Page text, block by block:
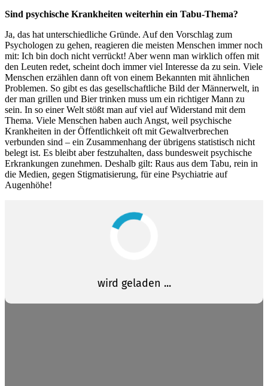
Sind psychische Krankheiten weiterhin ein Tabu-Thema?
Ja, das hat unterschiedliche Gründe. Auf den Vorschlag zum
Psychologen zu gehen, reagieren die meisten Menschen immer noch
mit: Ich bin doch nicht verrückt! Aber wenn man wirklich offen mit
den Leuten redet, scheint doch immer viel Interesse da zu sein. Viele
Menschen erzählen dann oft von einem Bekannten mit ähnlichen
Problemen. So gibt es das gesellschaftliche Bild der Männerwelt, in
der man grillen und Bier trinken muss um ein richtiger Mann zu
sein. In so einer Welt stößt man auf viel auf Widerstand mit dem
Thema. Viele Menschen haben auch Angst, weil psychische
Krankheiten in der Öffentlichkeit oft mit Gewaltverbrechen
verbunden sind – ein Zusammenhang der übrigens statistisch nicht
belegt ist. Es bleibt aber festzuhalten, dass bundesweit psychische
Erkrankungen zunehmen. Deshalb gilt: Raus aus dem Tabu, rein in
die Medien, gegen Stigmatisierung, für eine Psychiatrie auf
Augenhöhe!